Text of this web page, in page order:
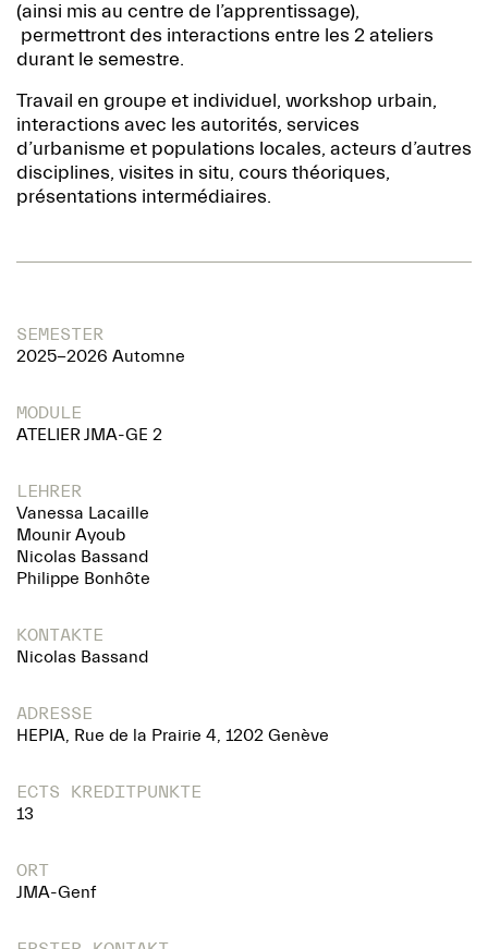
(ainsi mis au centre de l’apprentissage),
permettront des interactions entre les 2 ateliers
durant le semestre.
Travail en groupe et individuel, workshop urbain,
interactions avec les autorités, services
d’urbanisme et populations locales, acteurs d’autres
disciplines, visites in situ, cours théoriques,
présentations intermédiaires.
SEMESTER
2025-2026 Automne
MODULE
ATELIER JMA-GE 2
LEHRER
Vanessa Lacaille
Mounir Ayoub
Nicolas Bassand
Philippe Bonhôte
KONTAKTE
Nicolas Bassand
ADRESSE
HEPIA, Rue de la Prairie 4, 1202 Genève
ECTS KREDITPUNKTE
13
ORT
JMA-Genf